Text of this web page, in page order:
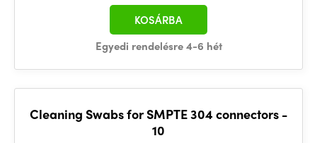
Egyedi rendelésre 4-6 hét
KOSÁRBA
Cleaning Swabs for SMPTE 304 connectors -
10